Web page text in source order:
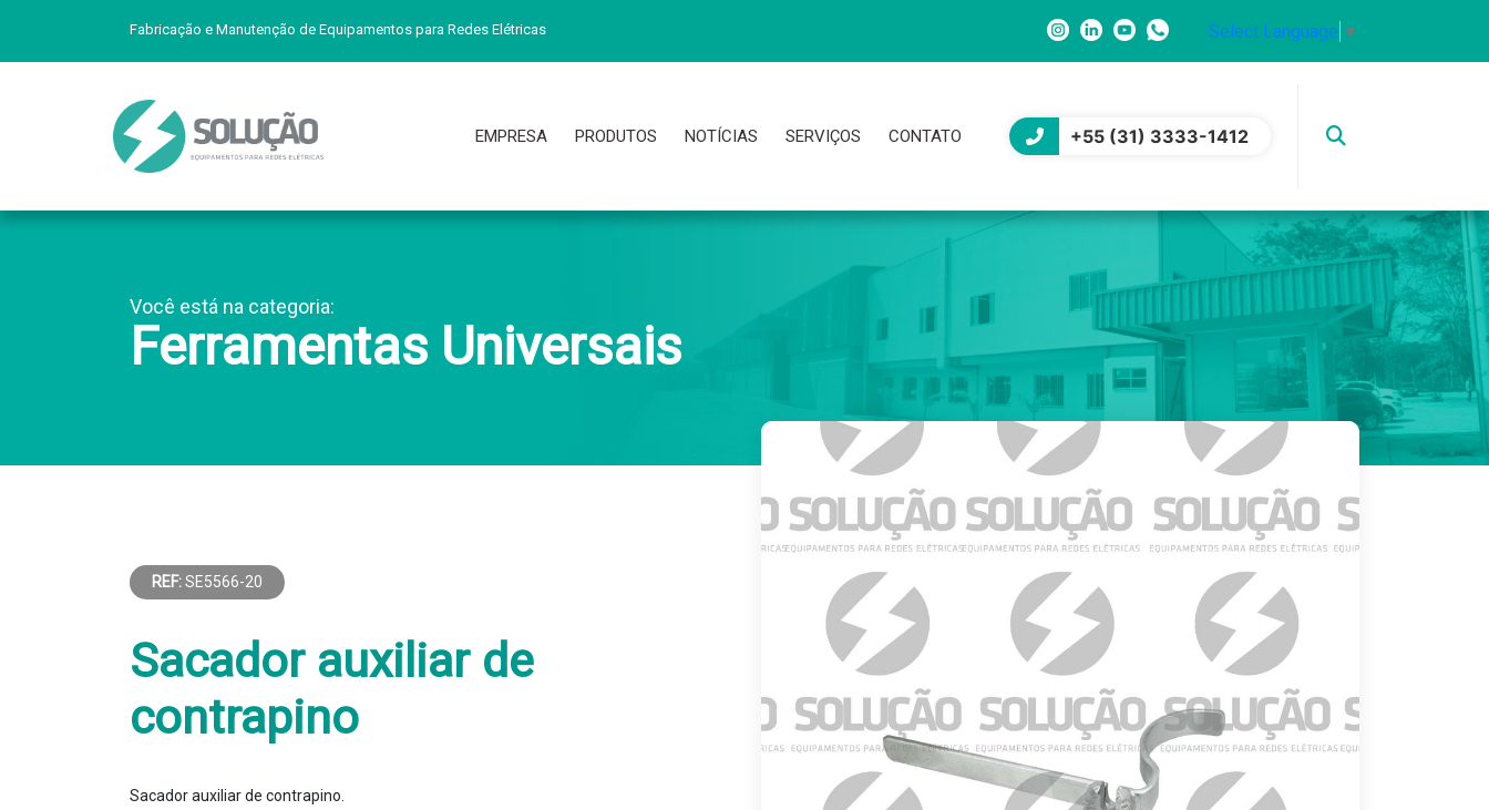
Fabricação e Manutenção de Equipamentos para Redes Elétricas Select Language ▼
EMPRESA PRODUTOS NOTÍCIAS SERVIÇOS CONTATO +55 (31) 3333-1412
Você está na categoria:
Ferramentas Universais
REF:SE5566-20
Sacador auxiliar de
contrapino
Sacador auxiliar de contrapino.